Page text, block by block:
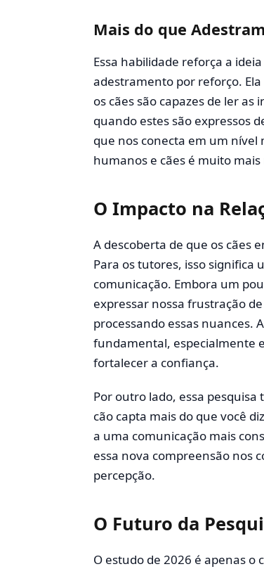
Mais do que
Essa habilidade reforça a
adestramento por reforço.
os cães são capazes de ler
quando estes são expressos
que nos conecta em um
humanos e cães é muito
O Impacto na
A descoberta de que os cães
Para os tutores, isso significa
comunicação. Embora um
expressar nossa frustração
processando essas nuances.
fundamental, especialmente
fortalecer a confiança.
Por outro lado, essa
cão capta mais do que você
a uma comunicação mais
essa nova compreensão nos
percepção.
O Futuro da
O estudo de 2026 é apenas o